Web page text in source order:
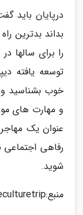
درپایان باید
بداند بدترین
را برای سالها
توسعه یافته
خوب بشناسید و
و مهارت های
عنوان یک
رفاهی
شوید.
منبع:theculturetrip